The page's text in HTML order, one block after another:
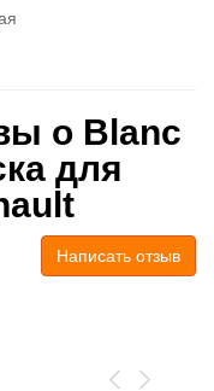
о Blanc
для
Написать отзыв